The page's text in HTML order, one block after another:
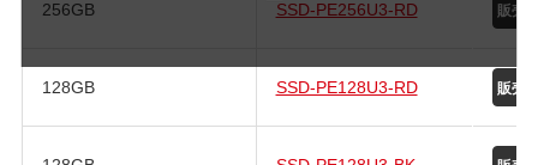
256GB SSD-PE256U3-RD
128GB SSD-PE128U3-RD